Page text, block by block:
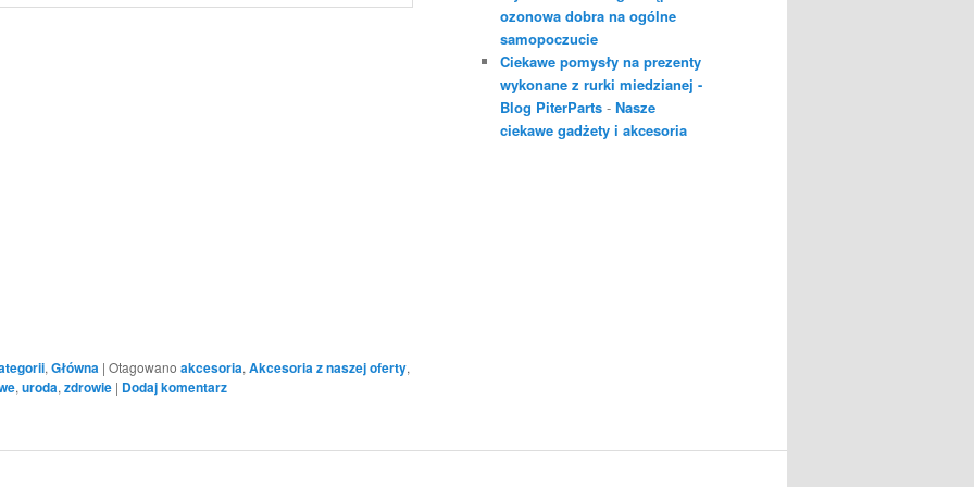
, Główna | Otagowano akcesoria, Akcesoria z naszej oferty,
, uroda, zdrowie | Dodaj komentarz
ozonowa dobra na ogólne
samopoczucie
Ciekawe pomysły na prezenty
wykonane z rurki miedzianej -
Blog PiterParts - Nasze
ciekawe gadżety i akcesoria